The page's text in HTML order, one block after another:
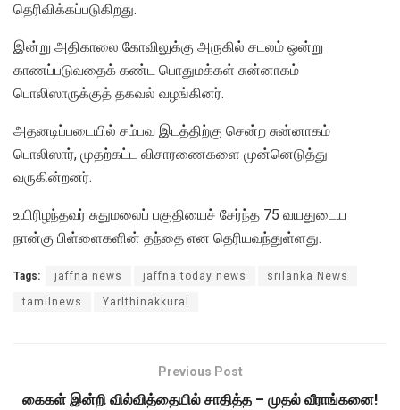
தெரிவிக்கப்படுகிறது.
இன்று அதிகாலை கோவிலுக்கு அருகில் சடலம் ஒன்று
காணப்படுவதைக் கண்ட பொதுமக்கள் சுன்னாகம்
பொலிஸாருக்குத் தகவல் வழங்கினர்.
அதனடிப்படையில் சம்பவ இடத்திற்கு சென்ற சுன்னாகம்
பொலிஸார், முதற்கட்ட விசாரணைகளை முன்னெடுத்து
வருகின்றனர்.
உயிரிழந்தவர் சுதுமலைப் பகுதியைச் சேர்ந்த 75 வயதுடைய
நான்கு பிள்ளைகளின் தந்தை என தெரியவந்துள்ளது.
Tags: jaffna news jaffna today news srilanka News
tamilnews Yarlthinakkural
Previous Post
கைகள் இன்றி வில்வித்தையில் சாதித்த – முதல் வீராங்கனை!